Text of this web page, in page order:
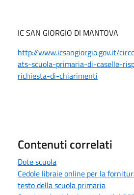
IC SAN GIORGIO DI MANTOVA
http://www.icsangiorgio.gov.it/
ats-scuola-primaria-di-caselle-
richiesta-di-chiarimenti
Contenuti correlati
Dote scuola
Cedole libraie online per la
testo della scuola primaria